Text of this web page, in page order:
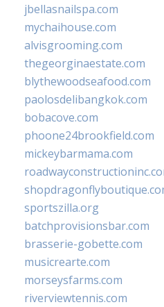
jbellasnailspa.com
mychaihouse.com
alvisgrooming.com
thegeorginaestate.com
blythewoodseafood.com
paolosdelibangkok.com
bobacove.com
phoone24brookfield.com
mickeybarmama.com
sportszilla.org
batchprovisionsbar.com
brasserie-gobette.com
musicrearte.com
morseysfarms.com
riverviewtennis.com